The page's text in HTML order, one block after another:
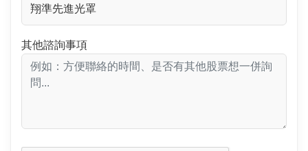
其他諮詢事項